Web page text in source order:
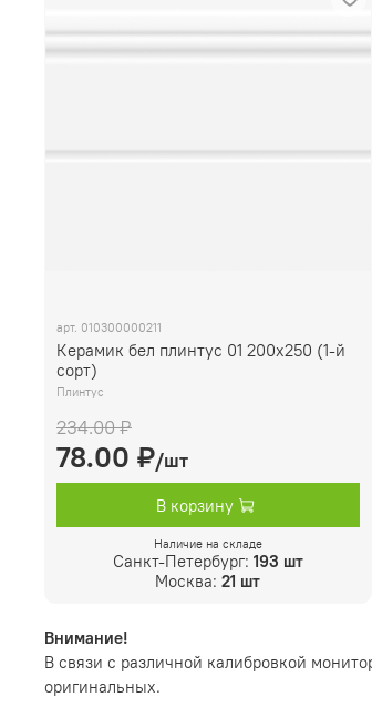
арт. 010300000211
Керамик бел плинтус 01 200х250 (1-й
сорт)
Плинтус
234.00 ₽
78.00 ₽/шт
В корзину
Наличие на складе
Санкт-Петербург: 193 шт
Москва:21 шт
Внимание!
В связи с различной калибровкой
оригинальных.